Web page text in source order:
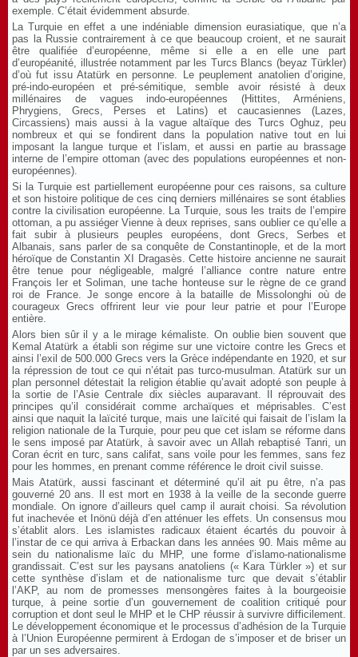
exemple. C’était évidemment absurde.
La Turquie en effet a une indéniable dimension eurasiatique, que n’a
pas la Russie contrairement à ce que beaucoup croient, et ne saurait
être qualifiée d’européenne, même si elle a en elle une part
d’européanité, illustrée notamment par les Turcs Blancs (beyaz Türkler)
d’où fut issu Atatürk en personne. Le peuplement anatolien d’origine,
pré-indo-européen et pré-sémitique, semble avoir résisté à deux
millénaires de vagues indo-européennes (Hittites, Arméniens,
Phrygiens, Grecs, Perses et Latins) et caucasiennes (Lazes,
Circassiens) mais aussi à la vague altaïque des Turcs Oghuz, peu
nombreux et qui se fondirent dans la population native tout en lui
imposant la langue turque et l’islam, et aussi en partie au brassage
interne de l’empire ottoman (avec des populations européennes et non-
européennes).
Si la Turquie est partiellement européenne pour ces raisons, sa culture
et son histoire politique de ces cinq derniers millénaires se sont établies
contre la civilisation européenne. La Turquie, sous les traits de l’empire
ottoman, a pu assiéger Vienne à deux reprises, sans oublier ce qu’elle a
fait subir à plusieurs peuples européens, dont Grecs, Serbes et
Albanais, sans parler de sa conquête de Constantinople, et de la mort
héroïque de Constantin XI Dragasès. Cette histoire ancienne ne saurait
être tenue pour négligeable, malgré l’alliance contre nature entre
François Ier et Soliman, une tache honteuse sur le règne de ce grand
roi de France. Je songe encore à la bataille de Missolonghi où de
courageux Grecs offrirent leur vie pour leur patrie et pour l’Europe
entière.
Alors bien sûr il y a le mirage kémaliste. On oublie bien souvent que
Kemal Atatürk a établi son régime sur une victoire contre les Grecs et
ainsi l’exil de 500.000 Grecs vers la Grèce indépendante en 1920, et sur
la répression de tout ce qui n’était pas turco-musulman. Atatürk sur un
plan personnel détestait la religion établie qu’avait adopté son peuple à
la sortie de l’Asie Centrale dix siècles auparavant. Il réprouvait des
principes qu’il considérait comme archaïques et méprisables. C’est
ainsi que naquit la laïcité turque, mais une laïcité qui faisait de l’islam la
religion nationale de la Turquie, pour peu que cet islam se réforme dans
le sens imposé par Atatürk, à savoir avec un Allah rebaptisé Tanri, un
Coran écrit en turc, sans califat, sans voile pour les femmes, sans fez
pour les hommes, en prenant comme référence le droit civil suisse.
Mais Atatürk, aussi fascinant et déterminé qu’il ait pu être, n’a pas
gouverné 20 ans. Il est mort en 1938 à la veille de la seconde guerre
mondiale. On ignore d’ailleurs quel camp il aurait choisi. Sa révolution
fut inachevée et Inönü déjà d’en atténuer les effets. Un consensus mou
s’établit alors. Les islamistes radicaux étaient écartés du pouvoir à
l’instar de ce qui arriva à Erbackan dans les années 90. Mais même au
sein du nationalisme laïc du MHP, une forme d’islamo-nationalisme
grandissait. C’est sur les paysans anatoliens (« Kara Türkler ») et sur
cette synthèse d’islam et de nationalisme turc que devait s’établir
l’AKP, au nom de promesses mensongères faites à la bourgeoisie
turque, à peine sortie d’un gouvernement de coalition critiqué pour
corruption et dont seul le MHP et le CHP réussir à survivre difficilement.
Le développement économique et le processus d’adhésion de la Turquie
à l’Union Européenne permirent à Erdogan de s’imposer et de briser un
par un ses adversaires.